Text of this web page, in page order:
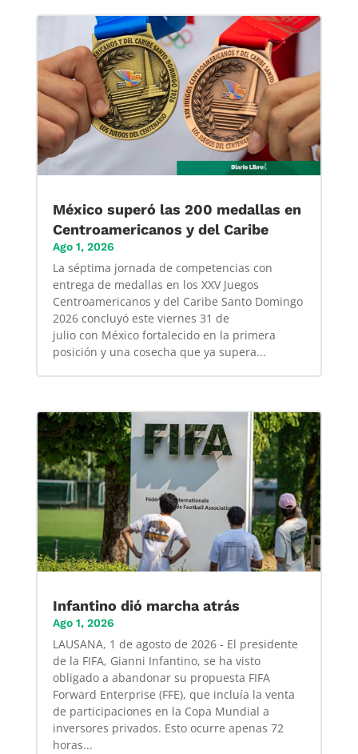
México superó las 200 medallas en
Centroamericanos y del Caribe
Ago 1, 2026
La séptima jornada de competencias con
entrega de medallas en los XXV Juegos
Centroamericanos y del Caribe Santo Domingo
2026 concluyó este viernes 31 de
julio con México fortalecido en la primera
posición y una cosecha que ya supera...
Infantino dió marcha atrás
Ago 1, 2026
LAUSANA, 1 de agosto de 2026 - El presidente
de la FIFA, Gianni Infantino, se ha visto
obligado a abandonar su propuesta FIFA
Forward Enterprise (FFE), que incluía la venta
de participaciones en la Copa Mundial a
inversores privados. Esto ocurre apenas 72
horas...